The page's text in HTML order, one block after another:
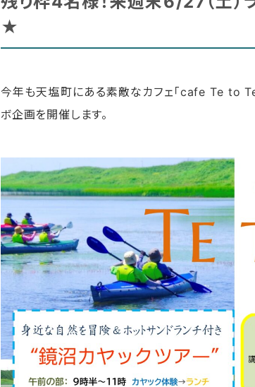
★
今年も天塩町にある素敵なカフェ「cafe Te to
ボ企画を開催します。